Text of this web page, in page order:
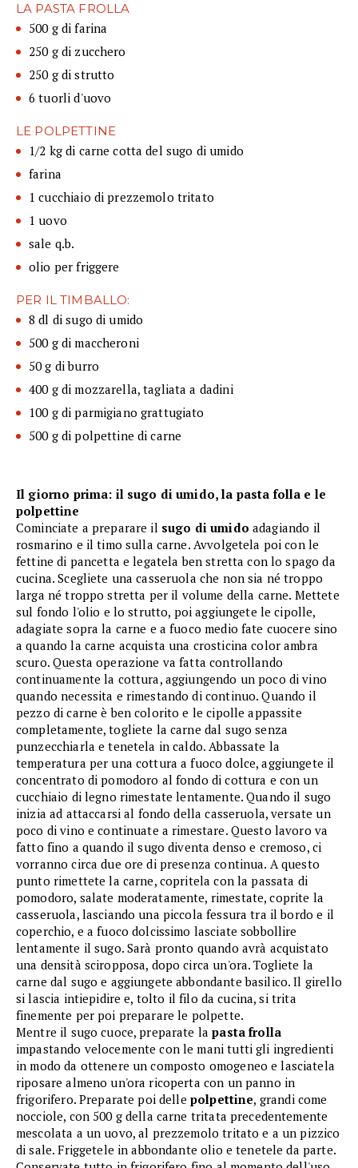
LA PASTA FROLLA
500 g di farina
250 g di zucchero
250 g di strutto
6 tuorli d'uovo
LE POLPETTINE
1/2 kg di carne cotta del sugo di umido
farina
1 cucchiaio di prezzemolo tritato
1 uovo
sale q.b.
olio per friggere
PER IL TIMBALLO:
8 dl di sugo di umido
500 g di maccheroni
50 g di burro
400 g di mozzarella, tagliata a dadini
100 g di parmigiano grattugiato
500 g di polpettine di carne
Il giorno prima: il sugo di umido, la pasta folla e le
polpettine
Cominciate a preparare il sugo di umido adagiando il
rosmarino e il timo sulla carne. Avvolgetela poi con le
fettine di pancetta e legatela ben stretta con lo spago da
cucina. Scegliete una casseruola che non sia né troppo
larga né troppo stretta per il volume della carne. Mettete
sul fondo l'olio e lo strutto, poi aggiungete le cipolle,
adagiate sopra la carne e a fuoco medio fate cuocere sino
a quando la carne acquista una crosticina color ambra
scuro. Questa operazione va fatta controllando
continuamente la cottura, aggiungendo un poco di vino
quando necessita e rimestando di continuo. Quando il
pezzo di carne è ben colorito e le cipolle appassite
completamente, togliete la carne dal sugo senza
punzecchiarla e tenetela in caldo. Abbassate la
temperatura per una cottura a fuoco dolce, aggiungete il
concentrato di pomodoro al fondo di cottura e con un
cucchiaio di legno rimestate lentamente. Quando il sugo
inizia ad attaccarsi al fondo della casseruola, versate un
poco di vino e continuate a rimestare. Questo lavoro va
fatto fino a quando il sugo diventa denso e cremoso, ci
vorranno circa due ore di presenza continua. A questo
punto rimettete la carne, copritela con la passata di
pomodoro, salate moderatamente, rimestate, coprite la
casseruola, lasciando una piccola fessura tra il bordo e il
coperchio, e a fuoco dolcissimo lasciate sobbollire
lentamente il sugo. Sarà pronto quando avrà acquistato
una densità sciropposa, dopo circa un'ora. Togliete la
carne dal sugo e aggiungete abbondante basilico. Il girello
si lascia intiepidire e, tolto il filo da cucina, si trita
finemente per poi preparare le polpette.
Mentre il sugo cuoce, preparate lapasta frolla
impastando velocemente con le mani tutti gli ingredienti
in modo da ottenere un composto omogeneo e lasciatela
riposare almeno un'ora ricoperta con un panno in
frigorifero. Preparate poi delle polpettine, grandi come
nocciole, con 500 g della carne tritata precedentemente
mescolata a un uovo, al prezzemolo tritato e a un pizzico
di sale. Friggetele in abbondante olio e tenetele da parte.